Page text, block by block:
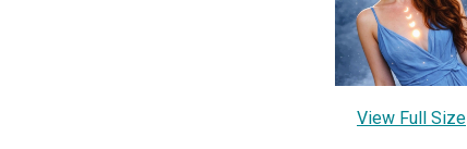
View Full Size